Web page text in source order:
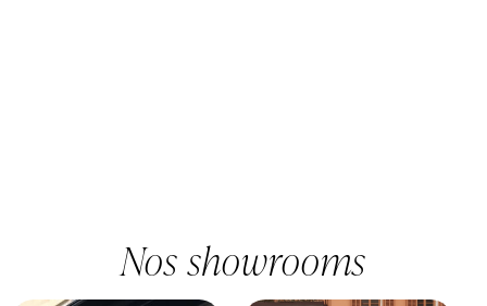
Nos showrooms